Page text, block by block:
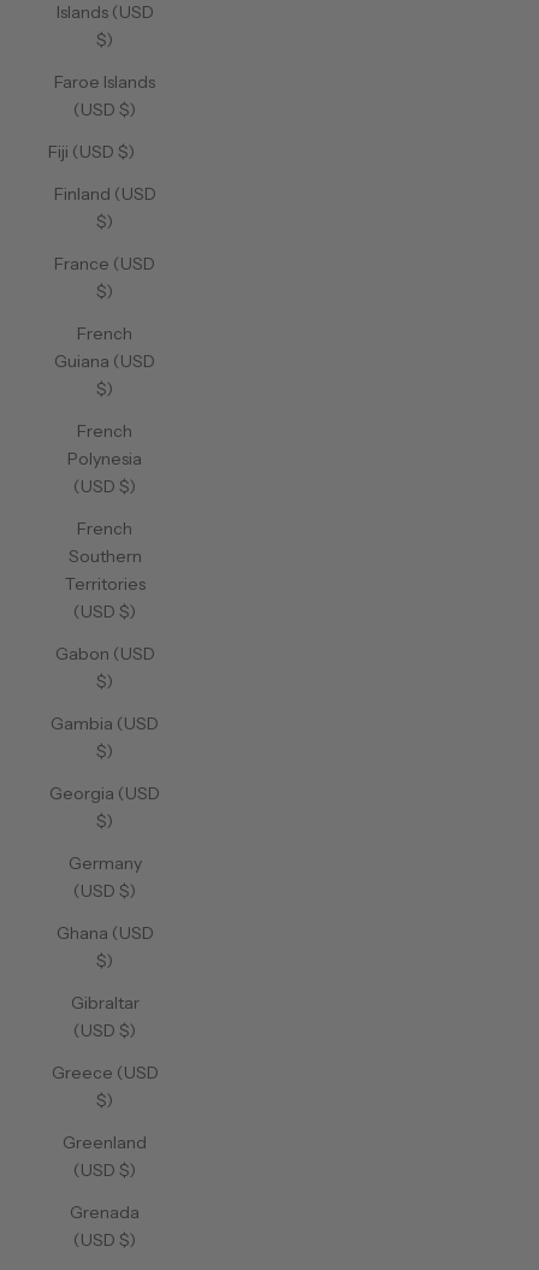
Islands (USD
$)
Faroe Islands
(USD $)
Fiji (USD $)
Finland (USD
$)
France (USD
$)
French
Guiana (USD
$)
French
Polynesia
(USD $)
French
Southern
Territories
(USD $)
Gabon (USD
$)
Gambia (USD
$)
Georgia (USD
$)
Germany
(USD $)
Ghana (USD
$)
Gibraltar
(USD $)
Greece (USD
$)
Greenland
(USD $)
Grenada
(USD $)